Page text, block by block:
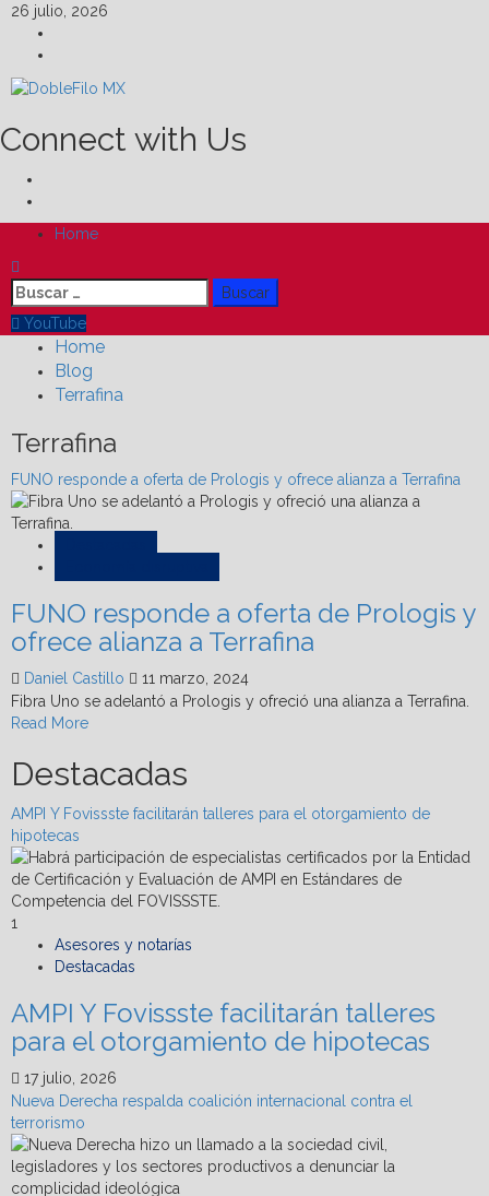
Skip
content
26 julio, 2026
Connect with Us
PrimaryHome
Buscar:
YouTube
Home
Blog
Terrafina
Terrafina
FUNO responde a oferta de Prologis y ofrece alianza a Terrafina
FUNO responde a oferta de Prologis y
ofrece alianza a Terrafina
Daniel Castillo
11 marzo, 2024
Fibra Uno se adelantó a Prologis y ofreció una alianza a Terrafina.
Read MoreRead
about
FUNO
responde
oferta
de
Prologis
ofrece
alianza
Terrafina
Destacadas
AMPI Y Fovissste facilitarán talleres para el otorgamiento de
hipotecas
1
Asesores y notarías
Destacadas
AMPI Y Fovissste facilitarán talleres
para el otorgamiento de hipotecas
17 julio, 2026
Nueva Derecha respalda coalición internacional contra el
terrorismo